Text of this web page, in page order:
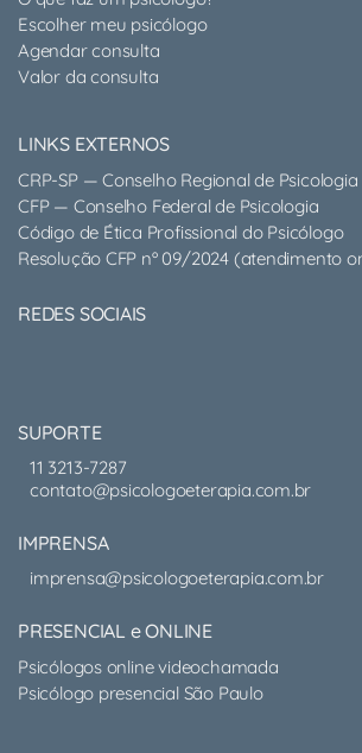
Escolher meu psicólogo
Agendar consulta
Valor da consulta
LINKS EXTERNOS
CRP-SP — Conselho Regional de Psicologia
CFP — Conselho Federal de Psicologia
Código de Ética Profissional do Psicólogo
Resolução CFP nº 09/2024 (atendimento
REDES SOCIAIS
SUPORTE
11 3213-7287
contato@psicologoeterapia.com.br
IMPRENSA
imprensa@psicologoeterapia.com.br
PRESENCIAL e ONLINE
Psicólogos online videochamada
Psicólogo presencial São Paulo